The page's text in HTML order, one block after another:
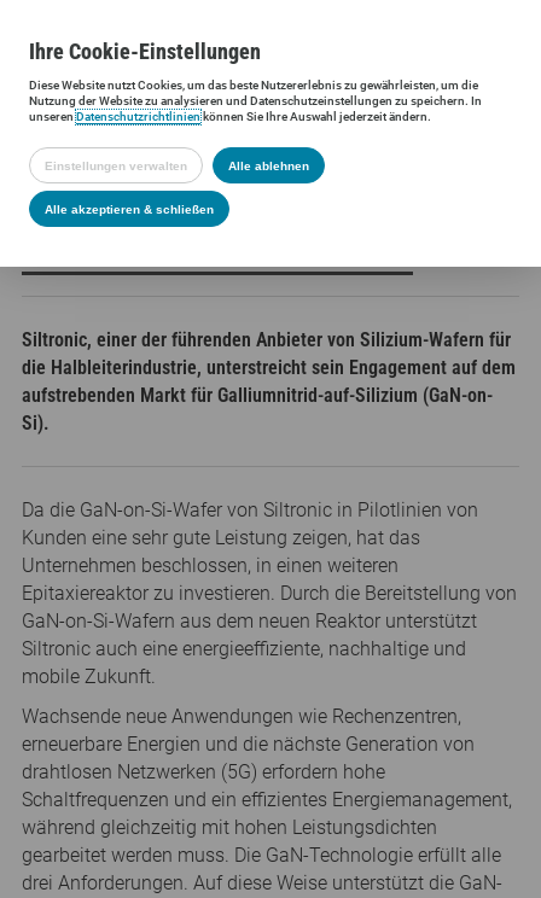
Siltronic AG Presse Presseinformationen Siltronic verstärkt
SILTRONIC VERSTÄRKT SEINE
Siltronic, einer der führenden Anbieter von Silizium-Wafern für
die Halbleiterindustrie, unterstreicht sein Engagement auf dem
aufstrebenden Markt für Galliumnitrid-auf-Silizium (GaN-on-
Si).
Da die GaN-on-Si-Wafer von Siltronic in Pilotlinien von
Kunden eine sehr gute Leistung zeigen, hat das
Unternehmen beschlossen, in einen weiteren
Epitaxiereaktor zu investieren. Durch die Bereitstellung von
GaN-on-Si-Wafern aus dem neuen Reaktor unterstützt
Siltronic auch eine energieeffiziente, nachhaltige und
mobile Zukunft.
Wachsende neue Anwendungen wie Rechenzentren,
erneuerbare Energien und die nächste Generation von
drahtlosen Netzwerken (5G) erfordern hohe
Schaltfrequenzen und ein effizientes Energiemanagement,
während gleichzeitig mit hohen Leistungsdichten
gearbeitet werden muss. Die GaN-Technologie erfüllt alle
drei Anforderungen. Auf diese Weise unterstützt die GaN-
IhreCookie-Einstellungen
DieseWebsitenutzt Cookies, um das beste Nutzererlebnis zu gewährleisten, um die
Nutzung derWebsitezu analysieren und Datenschutzeinstellungen zu speichern. In
unserenDatenschutzrichtlinienkönnen Sie Ihre Auswahl jederzeit ändern.
Einstellungen verwalten Alle ablehnen
Alle akzeptieren & schließen